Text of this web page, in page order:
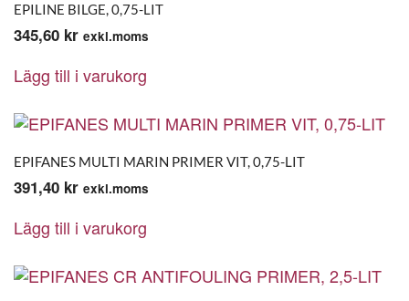
EPILINE BILGE, 0,75-LIT
345,60 kr exkl.moms
Lägg till i varukorg
EPIFANES MULTI MARIN PRIMER VIT, 0,75-LIT
391,40 kr exkl.moms
Lägg till i varukorg